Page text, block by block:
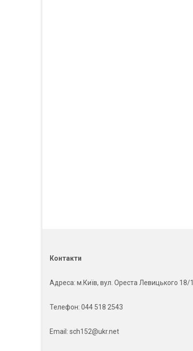
Контакти
Адреса: м.Київ, вул. Ореста Левицького 18/1
Телефон: 044 518 2543
Email: sch152@ukr.net